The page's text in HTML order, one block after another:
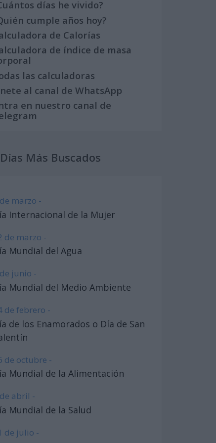
días he vivido?
cumple años hoy?
de Calorías
de índice de masa
las calculadoras
al canal de WhatsApp
en nuestro canal de
Días Más Buscados
marzo -
Internacional de la Mujer
de marzo -
Mundial del Agua
junio -
Mundial del Medio Ambiente
de febrero -
de los Enamorados o Día de San
de octubre -
Mundial de la Alimentación
abril -
Mundial de la Salud
de julio -